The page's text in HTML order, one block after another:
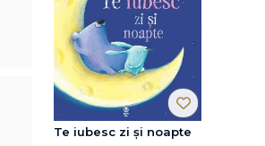
Te iubesc zi şi noapte